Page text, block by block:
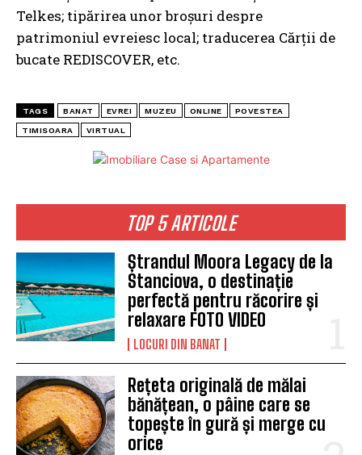
TOP 5 ARTICOLE
Ștrandul Moora Legacy de la
Stanciova, o destinație
perfectă pentru răcorire și
relaxare FOTO VIDEO
LOCURI DIN BANAT
Rețeta originală de mălai
bănățean, o pâine care se
topește în gură și merge cu
orice
Telkes; tipărirea unor broșuri despre
patrimoniul evreiesc local; traducerea Cărții de
bucate REDISCOVER, etc.
TAGS BANAT EVREI MUZEU ONLINE POVESTEA
TIMISOARA VIRTUAL